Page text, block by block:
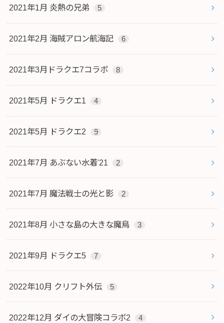
2021年1月 炎熱の兄弟 5
2021年2月 海賊アロン航海記 6
2021年3月ドラクエ7コラボ 8
2021年5月 ドラクエ1 4
2021年5月 ドラクエ2 9
2021年7月 あぶない水着'21 2
2021年7月 魔法戦士の光と影 2
2021年8月 小さな島の大きな魔鳥 3
2021年9月 ドラクエ5 7
2022年10月 クリフト外伝 5
2022年12月 ダイの大冒険コラボ2 4